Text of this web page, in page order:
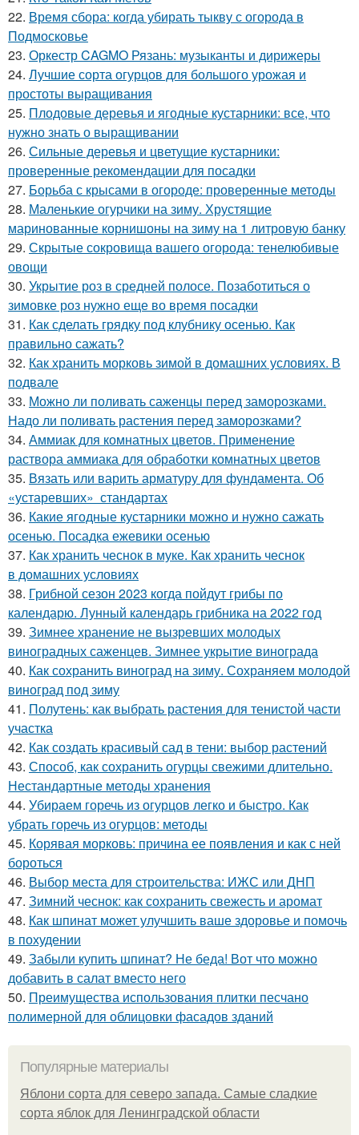
22. Время сбора: когда убирать тыкву с огорода в
Подмосковье
23. Оркестр CAGMO Рязань: музыканты и дирижеры
24. Лучшие сорта огурцов для большого урожая и
простоты выращивания
25. Плодовые деревья и ягодные кустарники: все, что
нужно знать о выращивании
26. Сильные деревья и цветущие кустарники:
проверенные рекомендации для посадки
27. Борьба с крысами в огороде: проверенные методы
28. Маленькие огурчики на зиму. Хрустящие
маринованные корнишоны на зиму на 1 литровую банку
29. Скрытые сокровища вашего огорода: тенелюбивые
овощи
30. Укрытие роз в средней полосе. Позаботиться о
зимовке роз нужно еще во время посадки
31. Как сделать грядку под клубнику осенью. Как
правильно сажать?
32. Как хранить морковь зимой в домашних условиях. В
подвале
33. Можно ли поливать саженцы перед заморозками.
Надо ли поливать растения перед заморозками?
34. Аммиак для комнатных цветов. Применение
раствора аммиака для обработки комнатных цветов
35. Вязать или варить арматуру для фундамента. Об
«устаревших» стандартах
36. Какие ягодные кустарники можно и нужно сажать
осенью. Посадка ежевики осенью
37. Как хранить чеснок в муке. Как хранить чеснок
в домашних условиях
38. Грибной сезон 2023 когда пойдут грибы по
календарю. Лунный календарь грибника на 2022 год
39. Зимнее хранение не вызревших молодых
виноградных саженцев. Зимнее укрытие винограда
40. Как сохранить виноград на зиму. Сохраняем молодой
виноград под зиму
41. Полутень: как выбрать растения для тенистой части
участка
42. Как создать красивый сад в тени: выбор растений
43. Способ, как сохранить огурцы свежими длительно.
Нестандартные методы хранения
44. Убираем горечь из огурцов легко и быстро. Как
убрать горечь из огурцов: методы
45. Корявая морковь: причина ее появления и как с ней
бороться
46. Выбор места для строительства: ИЖС или ДНП
47. Зимний чеснок: как сохранить свежесть и аромат
48. Как шпинат может улучшить ваше здоровье и помочь
в похудении
49. Забыли купить шпинат? Не беда! Вот что можно
добавить в салат вместо него
50. Преимущества использования плитки песчано
полимерной для облицовки фасадов зданий
Популярные материалы
Яблони сорта для северо запада. Самые сладкие
сорта яблок для Ленинградской области